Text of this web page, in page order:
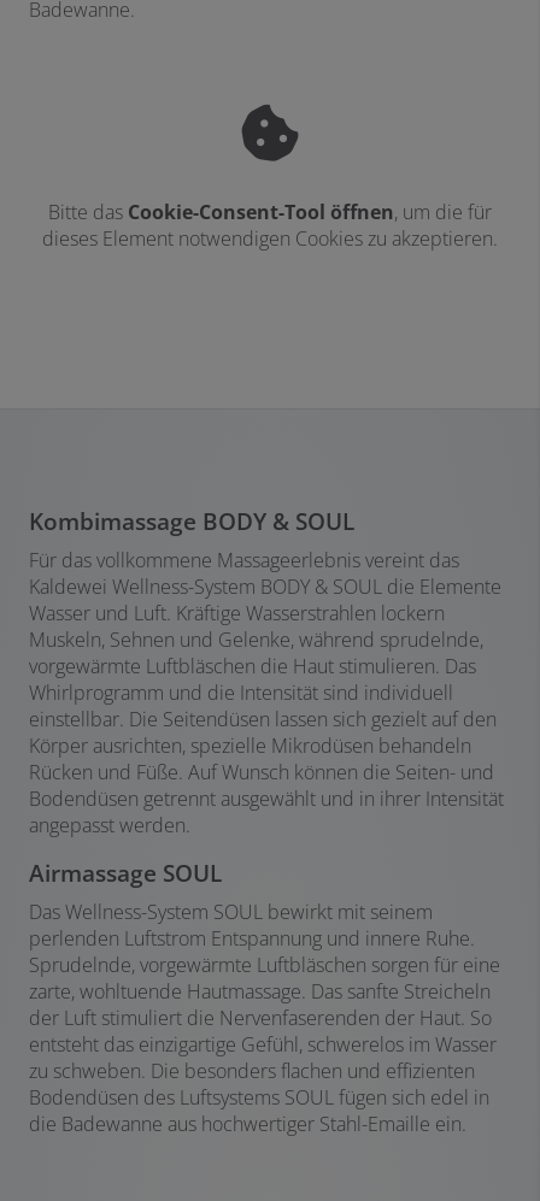
Badewanne.
Bitte das Cookie-Consent-Tool öffnen, um die für
dieses Element notwendigen Cookies zu akzeptieren.
Kombimassage BODY & SOUL
Für das vollkommene Massageerlebnis vereint das
Kaldewei Wellness-System BODY & SOUL die Elemente
Wasser und Luft. Kräftige Wasserstrahlen lockern
Muskeln, Sehnen und Gelenke, während sprudelnde,
vorgewärmte Luftbläschen die Haut stimulieren. Das
Whirlprogramm und die Intensität sind individuell
einstellbar. Die Seitendüsen lassen sich gezielt auf den
Körper ausrichten, spezielle Mikrodüsen behandeln
Rücken und Füße. AufWunsch können die Seiten- und
Bodendüsen getrennt ausgewählt und in ihrer Intensität
angepasst werden.
Airmassage SOUL
Das Wellness-System SOUL bewirkt mit seinem
perlenden Luftstrom Entspannung und innere Ruhe.
Sprudelnde, vorgewärmte Luftbläschen sorgen für eine
zarte, wohltuende Hautmassage. Das sanfte Streicheln
der Luft stimuliert die Nervenfaserenden der Haut. So
entsteht das einzigartige Gefühl, schwerelos im Wasser
zu schweben. Die besonders flachen und effizienten
Bodendüsen des Luftsystems SOUL fügen sich edel in
die Badewanne aus hochwertiger Stahl-Emaille ein.